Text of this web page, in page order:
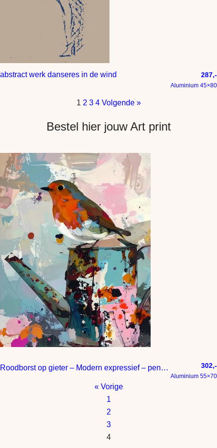
abstract werk danseres in de wind 287,-
Aluminium 45×80
1 2 3 4 Volgende »
Bestel hier jouw Art print
Roodborst op gieter – Modern expressief – penseelstreken en abstracte kleurige vlakken 302,-
Aluminium 55×70
« Vorige
1
2
3
4